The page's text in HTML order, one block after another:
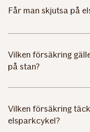
Får man skjutsa på
Vilken försäkring
på stan?
Vilken försäkring
elsparkcykel?